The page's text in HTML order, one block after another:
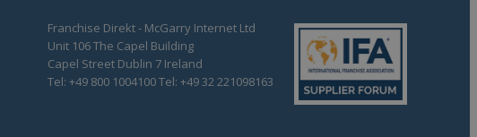
Franchise Direkt - McGarry Internet Ltd
Unit 106 The Capel Building
Capel Street Dublin 7 Ireland
Tel: +49 800 1004100 Tel: +49 32 221098163